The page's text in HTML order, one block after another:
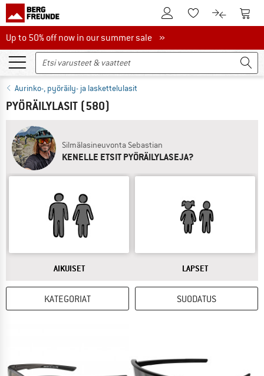
Tästä asiakastililleTästä toivelistalle.
Tästä
Up to 50% off now in our summer sale
Up to 50% off now in our summer sale »
Aurinko-, pyöräily- ja laskettelulasit
PYÖRÄILYLASIT (580)
Silmälasineuvonta Sebastian
KENELLE ETSIT PYÖRÄILYLASEJA?
VASTAUKSESTA
AIKUISET VASTAUKSESTA
LAPSET
KATEGORIAT SUODATUS